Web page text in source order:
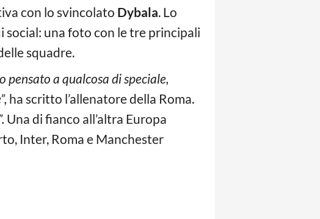
con lo svincolato Dybala. Lo
social: una foto con le tre principali
squadre.
pensato a qualcosa di speciale,
ha scritto l’allenatore della Roma.
Una di fianco all’altra Europa
Inter, Roma e Manchester